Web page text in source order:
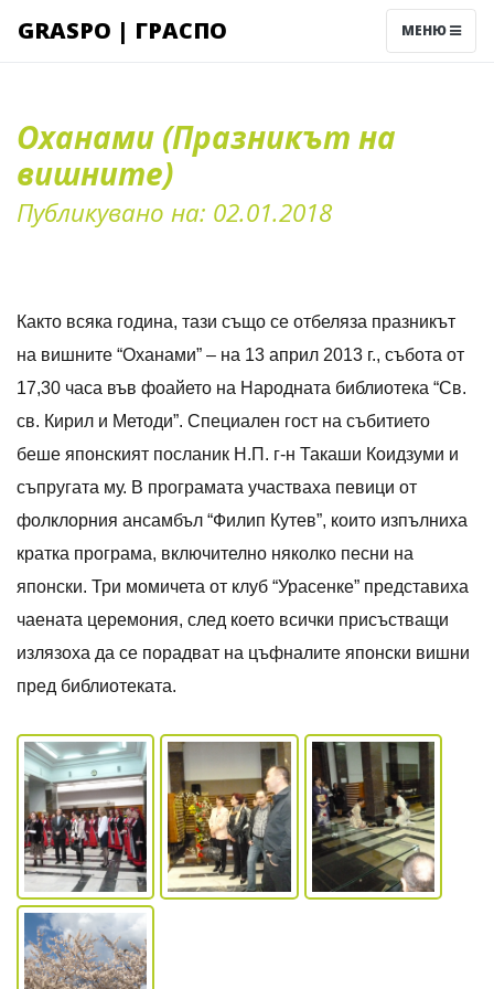
GRASPO | ГРАСПО МЕНЮ
Оханами (Празникът на
вишните)
Публикувано на: 02.01.2018
Както всяка година, тази също се отбеляза празникът
на вишните “Оханами” – на 13 април 2013 г., събота от
17,30 часа във фоайето на Народната библиотека “Св.
св. Кирил и Методи”. Специален гост на събитието
беше японският посланик Н.П. г-н Такаши Коидзуми и
съпругата му. В програмата участваха певици от
фолклорния ансамбъл “Филип Кутев”, които изпълниха
кратка програма, включително няколко песни на
японски. Три момичета от клуб “Урасенке” представиха
чаената церемония, след което всички присъстващи
излязоха да се порадват на цъфналите японски вишни
пред библиотеката.